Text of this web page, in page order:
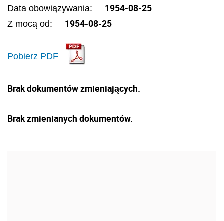
Data obowiązywania: 1954-08-25
Z mocą od: 1954-08-25
Pobierz PDF
Brak dokumentów zmieniających.
Brak zmienianych dokumentów.